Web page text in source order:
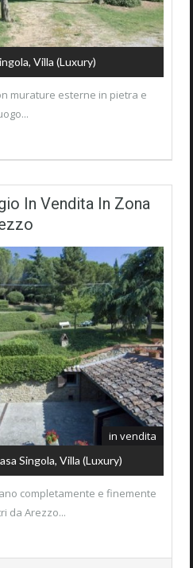
Villa (luxury)
murature esterne in pietra e
In Vendita In Zona
in vendita
Singola, Villa (luxury)
completamente e finemente
da Arezzo...